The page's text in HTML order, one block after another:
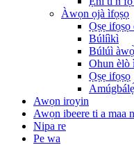
Àwọn ọjà ìfọṣọ
Ọṣẹ ifọṣọ
Búlíìkì
Búlúì àwọ̀
Ohun èlò
Ọṣẹ ifọṣọ
Awọn iroyin
Awọn ibeere ti a maa
Nipa re
Pe wa